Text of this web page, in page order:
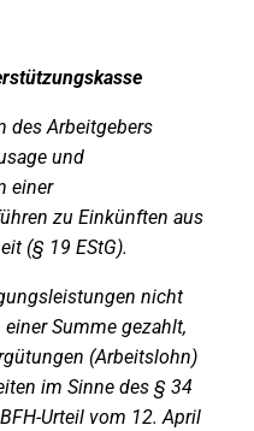
des Arbeitgebers
und
einer
zu Einkünften aus
(§ 19 EStG).
nicht
Summe gezahlt,
(Arbeitslohn)
im Sinne des § 34
Urteil vom 12. April